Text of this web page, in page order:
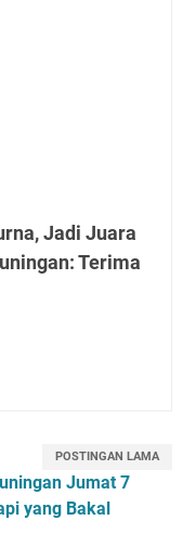
Jadi Juara
Terima
POSTINGAN LAMA
Jumat 7
yang Bakal